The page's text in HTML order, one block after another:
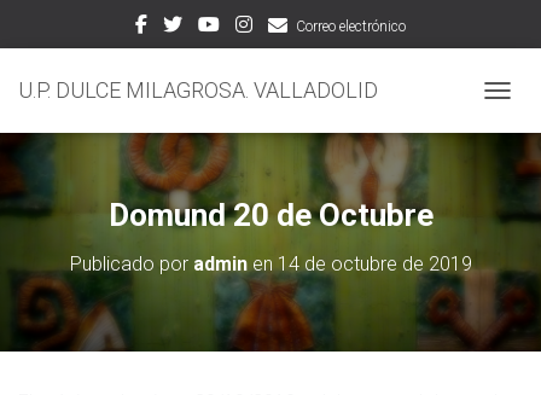
Correo electrónico
U.P. DULCE MILAGROSA. VALLADOLID
Domund 20 de Octubre
Publicado por adminen 14 de octubre de 2019